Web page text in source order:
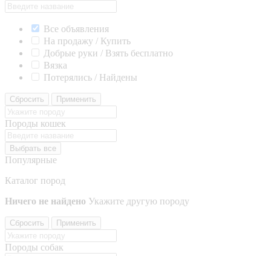
Все объявления
На продажу / Купить
Добрые руки / Взять бесплатно
Вязка
Потерялись / Найдены
Сбросить Применить
Породы кошек
Выбрать все
Популярные
Каталог пород
Ничего не найдено Укажите другую породу
Сбросить Применить
Породы собак